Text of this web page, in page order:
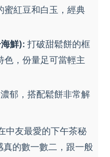
蜜紅豆和白玉，經典
鮮): 打破甜鬆餅的框
色，份量足可當輕主
郁，搭配鬆餅非常解
中友最愛的下午茶秘
的數一數二，跟一般